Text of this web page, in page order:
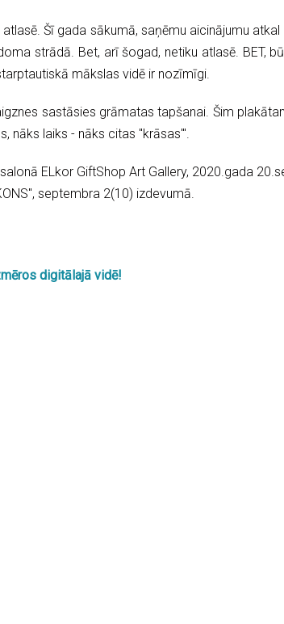
Šī gada sākumā, saņēmu aicinājumu atkal
strādā. Bet, arī šogad, netiku atlasē. BET,
mākslas vidē ir nozīmīgi.
sastāsies grāmatas tapšanai. Šim
nāks laiks - nāks citas "krāsas"'.
ELkor GiftShop Art Gallery, 2020.gada
septembra 2(10) izdevumā.
digitālajā vidē!